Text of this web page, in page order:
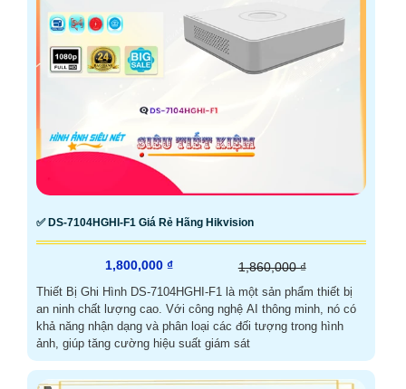
✅ DS-7104HGHI-F1 Giá Rẻ Hãng Hikvision
1,800,000 ₫ 1,860,000 ₫
Thiết Bị Ghi Hình DS-7104HGHI-F1 là một sản phẩm thiết bị
an ninh chất lượng cao. Với công nghệ AI thông minh, nó có
khả năng nhận dạng và phân loại các đối tượng trong hình
ảnh, giúp tăng cường hiệu suất giám sát